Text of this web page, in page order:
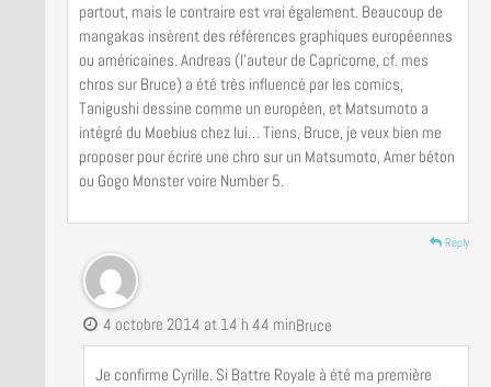
partout, mais le contraire est vrai également. Beaucoup de
mangakas insèrent des références graphiques européennes
ou américaines. Andreas (l’auteur de Capricorne, cf. mes
chros sur Bruce) a été très influencé par les comics,
Tanigushi dessine comme un européen, et Matsumoto a
intégré du Moebius chez lui… Tiens, Bruce, je veux bien me
proposer pour écrire une chro sur un Matsumoto, Amer béton
ou Gogo Monster voire Number 5.
Reply
Bruce
4 octobre 2014 at 14 h 44 min
Je confirme Cyrille. Si Battre Royale à été ma première